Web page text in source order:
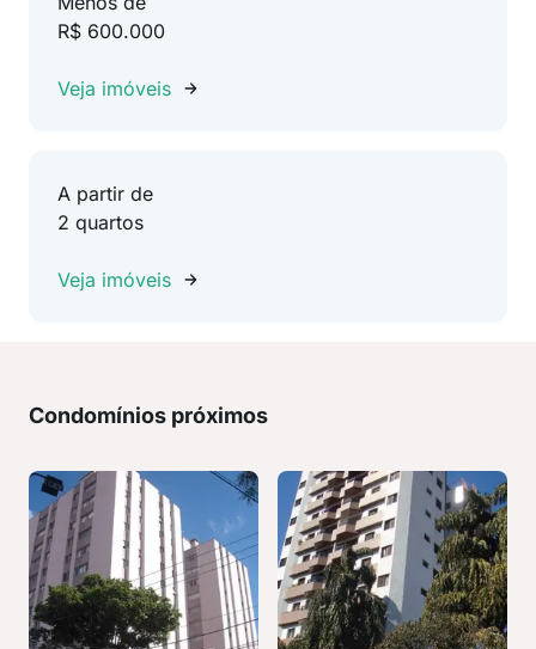
R$ 600.000
Veja imóveis
A partir de
2 quartos
Veja imóveis
Condomínios próximos